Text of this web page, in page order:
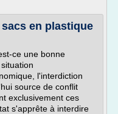
en plastique
ce une bonne
l'interdiction
source de conflit
exclusivement ces
s'apprête à interdire